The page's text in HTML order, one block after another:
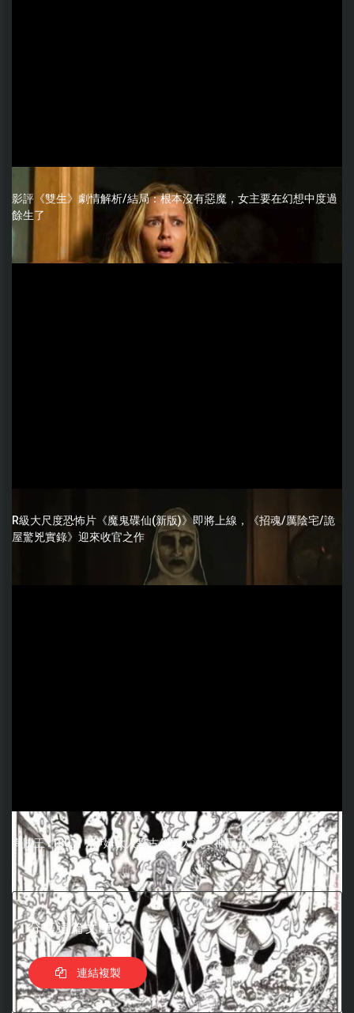
影評《雙生》劇情解析/結局：根本沒有惡魔，女主要在幻想中度過
餘生了
R級大尺度恐怖片《魔鬼碟仙(新版)》即將上線，《招魂/厲陰宅/詭
屋驚兇實錄》迎來收官之作
海賊王1180話：伊姆大人是古代巨人族，神團三位新成員登場
分享這篇文章
連結複製